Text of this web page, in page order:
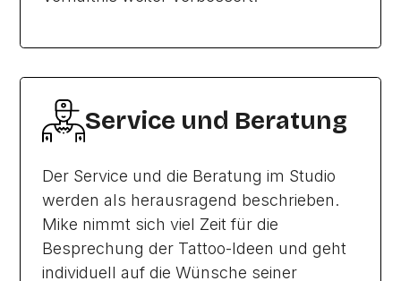
Service und Beratung
Der Service und die Beratung im Studio
werden als herausragend beschrieben.
Mike nimmt sich viel Zeit für die
Besprechung der Tattoo-Ideen und geht
individuell auf die Wünsche seiner